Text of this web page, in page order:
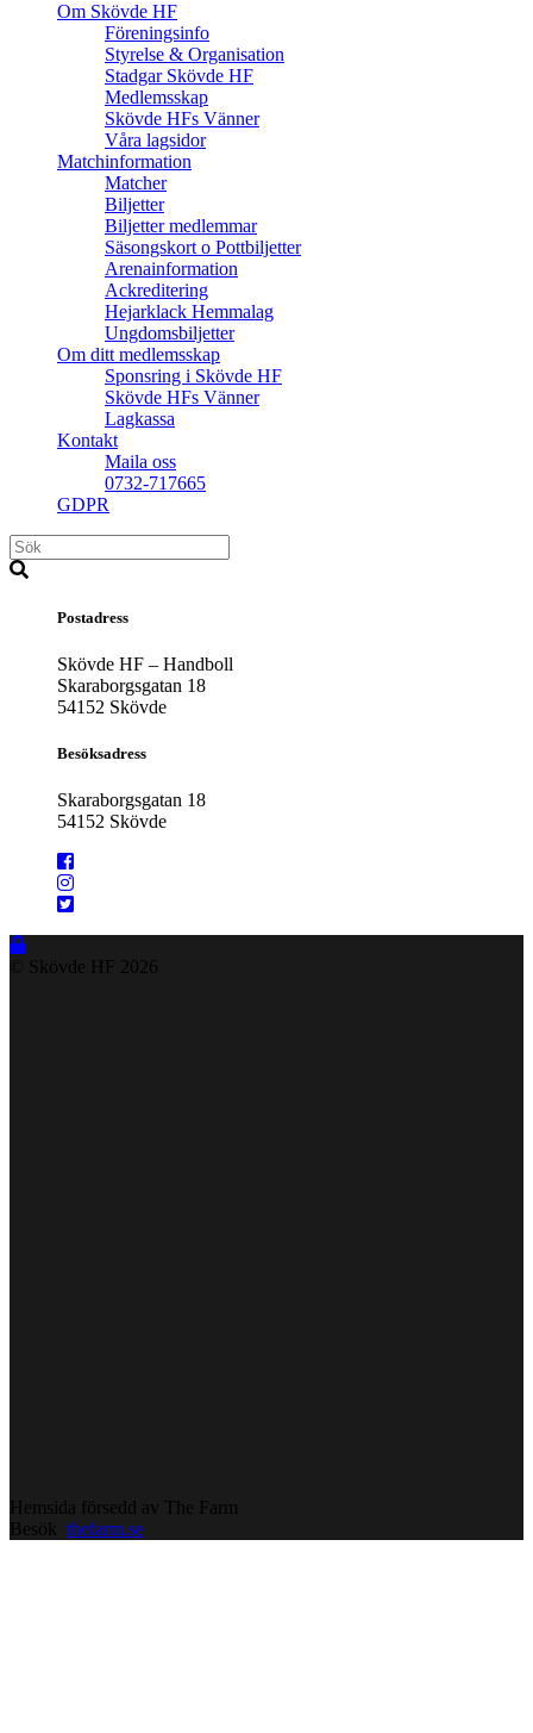
Om Skövde HF
Föreningsinfo
Styrelse & Organisation
Stadgar Skövde HF
Medlemsskap
Skövde HFs Vänner
Våra lagsidor
Matchinformation
Matcher
Biljetter
Biljetter medlemmar
Säsongskort o Pottbiljetter
Arenainformation
Ackreditering
Hejarklack Hemmalag
Ungdomsbiljetter
Om ditt medlemsskap
Sponsring i Skövde HF
Skövde HFs Vänner
Lagkassa
Kontakt
Maila oss
0732-717665
GDPR
Postadress
Skövde HF – Handboll
Skaraborgsgatan 18
54152 Skövde
Besöksadress
Skaraborgsgatan 18
54152 Skövde
© Skövde HF 2026
Hemsida försedd av The Farm
Besök thefarm.se